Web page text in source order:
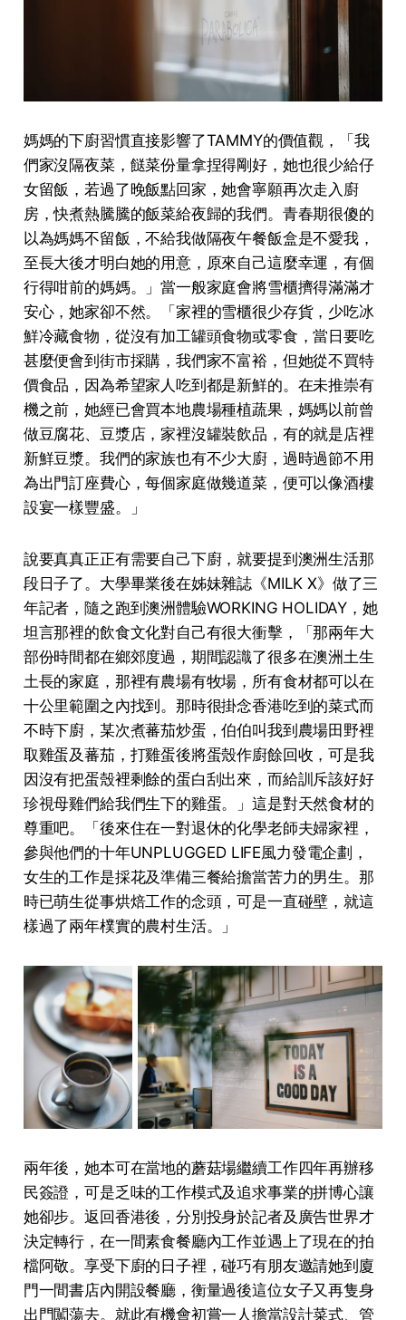
媽媽的下廚習慣直接影響了TAMMY的價值觀，「我
們家沒隔夜菜，餸菜份量拿捏得剛好，她也很少給仔
⼥留飯，若過了晚飯點回家，她會寧願再次走⼊廚
房，快煮熱騰騰的飯菜給夜歸的我們。青春期很傻的
以為媽媽不留飯，不給我做隔夜午餐飯盒是不愛我，
⾄長⼤後才明⽩她的⽤意，原來⾃⼰這麼幸運，有個
⾏得咁前的媽媽。」當⼀般家庭會將雪櫃擠得滿滿才
安⼼，她家卻不然。「家裡的雪櫃很少存貨，少吃冰
鮮冷藏⾷物，從沒有加⼯罐頭⾷物或零⾷，當⽇要吃
甚麼便會到街市採購，我們家不富裕，但她從不買特
價⾷品，因為希望家⼈吃到都是新鮮的。在未推崇有
機之前，她經已會買本地農場種植蔬果，媽媽以前曾
做⾖腐花、⾖漿店，家裡沒罐裝飲品，有的就是店裡
新鮮⾖漿。我們的家族也有不少⼤廚，過時過節不⽤
為出⾨訂座費⼼，每個家庭做幾道菜，便可以像酒樓
設宴⼀樣豐盛。」
說要真真正正有需要⾃⼰下廚，就要提到澳洲⽣活那
段⽇⼦了。⼤學畢業後在姊妹雜誌《MILK X》做了三
年記者，隨之跑到澳洲體驗WORKING HOLIDAY，她
坦⾔那裡的飲⾷⽂化對⾃⼰有很⼤衝擊，「那兩年⼤
部份時間都在鄉郊度過，期間認識了很多在澳洲⼟⽣
⼟長的家庭，那裡有農場有牧場，所有⾷材都可以在
⼗公⾥範圍之內找到。那時很掛念⾹港吃到的菜式⽽
不時下廚，某次煮蕃茄炒蛋，伯伯叫我到農場⽥野裡
取雞蛋及蕃茄，打雞蛋後將蛋殼作廚餘回收，可是我
因沒有把蛋殼裡剩餘的蛋⽩刮出來，⽽給訓斥該好好
珍視母雞們給我們⽣下的雞蛋。」這是對天然⾷材的
尊重吧。「後來住在⼀對退休的化學⽼師夫婦家裡，
參與他們的⼗年UNPLUGGED LIFE⾵⼒發電企劃，
⼥⽣的⼯作是採花及準備三餐給擔當苦⼒的男⽣。那
時已萌⽣從事烘焙⼯作的念頭，可是⼀直碰壁，就這
樣過了兩年樸實的農村⽣活。」
兩年後，她本可在當地的蘑菇場繼續⼯作四年再辦移
民簽證，可是乏味的⼯作模式及追求事業的拼博⼼讓
她卻步。返回⾹港後，分別投⾝於記者及廣告世界才
決定轉⾏，在⼀間素⾷餐廳內⼯作並遇上了現在的拍
檔阿敬。享受下廚的⽇⼦裡，碰巧有朋友邀請她到廈
⾨⼀間書店內開設餐廳，衡量過後這位⼥⼦⼜再隻⾝
出⾨闖蕩去。就此有機會初嘗⼀⼈擔當設計菜式、管